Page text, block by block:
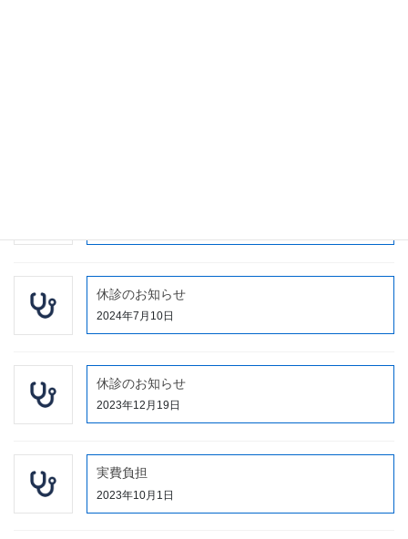
休診のお知らせ
2024年7月10日
休診のお知らせ
2023年12月19日
実費負担
2023年10月1日